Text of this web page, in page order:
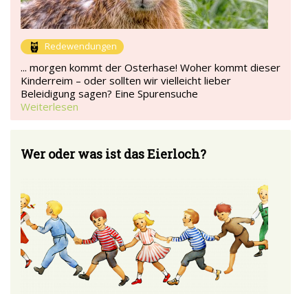
Redewendungen
... morgen kommt der Osterhase! Woher kommt dieser
Kinderreim – oder sollten wir vielleicht lieber
Beleidigung sagen? Eine Spurensuche
Weiterlesen
Wer oder was ist das Eierloch?